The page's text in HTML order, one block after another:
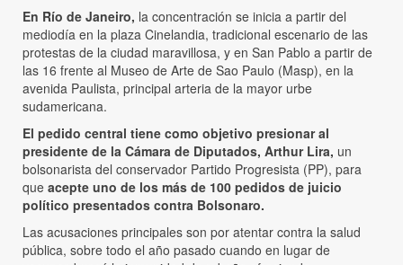
En Río de Janeiro, la concentración se inicia a partir del
mediodía en la plaza Cinelandia, tradicional escenario de las
protestas de la ciudad maravillosa, y en San Pablo a partir de
las 16 frente al Museo de Arte de Sao Paulo (Masp), en la
avenida Paulista, principal arteria de la mayor urbe
sudamericana.
El pedido central tiene como objetivo presionar al
presidente de la Cámara de Diputados, Arthur Lira, un
bolsonarista del conservador Partido Progresista (PP), para
que acepte uno de los más de 100 pedidos de juicio
político presentados contra Bolsonaro.
Las acusaciones principales son por atentar contra la salud
pública, sobre todo el año pasado cuando en lugar de